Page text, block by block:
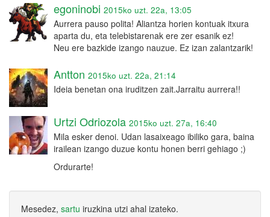
egoninobi 2015ko uzt. 22a, 13:05
Aurrera pauso polita! Aliantza horien kontuak itxura
aparta du, eta telebistarenak ere zer esanik ez!
Neu ere bazkide izango nauzue. Ez izan zalantzarik!
Antton 2015ko uzt. 22a, 21:14
Ideia benetan ona iruditzen zait.Jarraitu aurrera!!
Urtzi Odriozola 2015ko uzt. 27a, 16:40
Mila esker denoi. Udan lasaixeago ibiliko gara, baina
irailean izango duzue kontu honen berri gehiago ;)
Ordurarte!
Mesedez, sartu iruzkina utzi ahal izateko.